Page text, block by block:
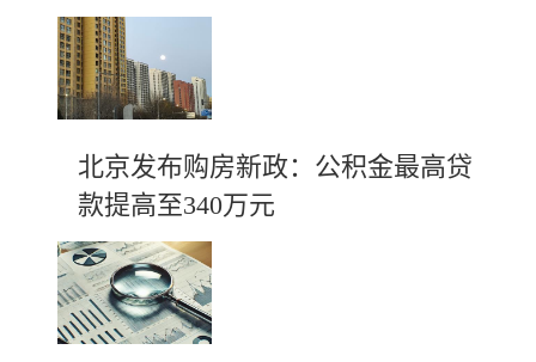
北京发布购房新政：公积金最高贷
款提高至340万元